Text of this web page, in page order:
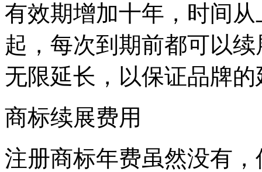
有效期增加十年，时间
起，每次到期前都可以
无限延长，以保证品牌
商标续展费用
注册商标年费虽然没有